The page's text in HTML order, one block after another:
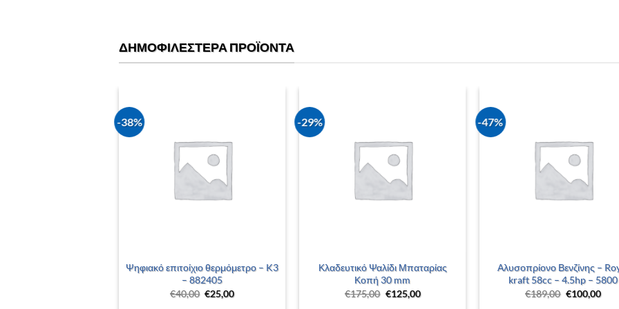
ΔΗΜΟΦΙΛΈΣΤΕΡΑ ΠΡΟΪΌΝΤΑ
-38%
Ψηφιακό επιτοίχιο θερμόμετρο – K3
– 882405
€40,00 Original
price
€25,00Η
-29%
Κλαδευτικό Ψαλίδι Μπαταρίας
Κοπή 30 mm
€175,00 Original
€125,00Η
-47%
Αλυσοπρίονο Βενζίνης –
kraft 58cc – 4.5hp – 5800
€189,00 Original
€100,00Η